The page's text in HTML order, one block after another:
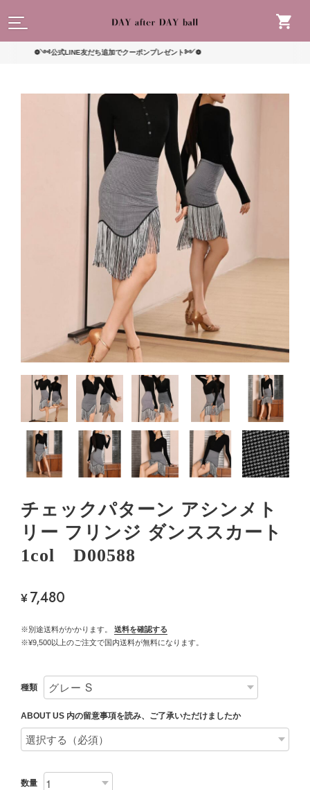
❁༺公式LINE友だち追加でクーポンプレゼント༻❁
チェックパターン アシンメト
リー フリンジ ダンススカート
1col D00588
¥7,480
※別途送料がかかります。
送料を確認する
※¥9,500以上のご注文で国内送料が無料になります。
種類
ABOUT US 内の留意事項を読み、ご了承いただけましたか
数量